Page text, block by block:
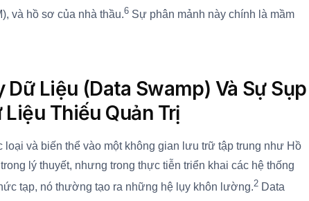
và hồ sơ của nhà thầu.6 Sự phân mảnh này chính là mầm
Liệu (Data Swamp) Và Sự Sụp
Thiếu Quản Trị
và biến thể vào một không gian lưu trữ tập trung như Hồ
lý thuyết, nhưng trong thực tiễn triển khai các hệ thống
tạp, nó thường tạo ra những hệ lụy khôn lường.2 Data